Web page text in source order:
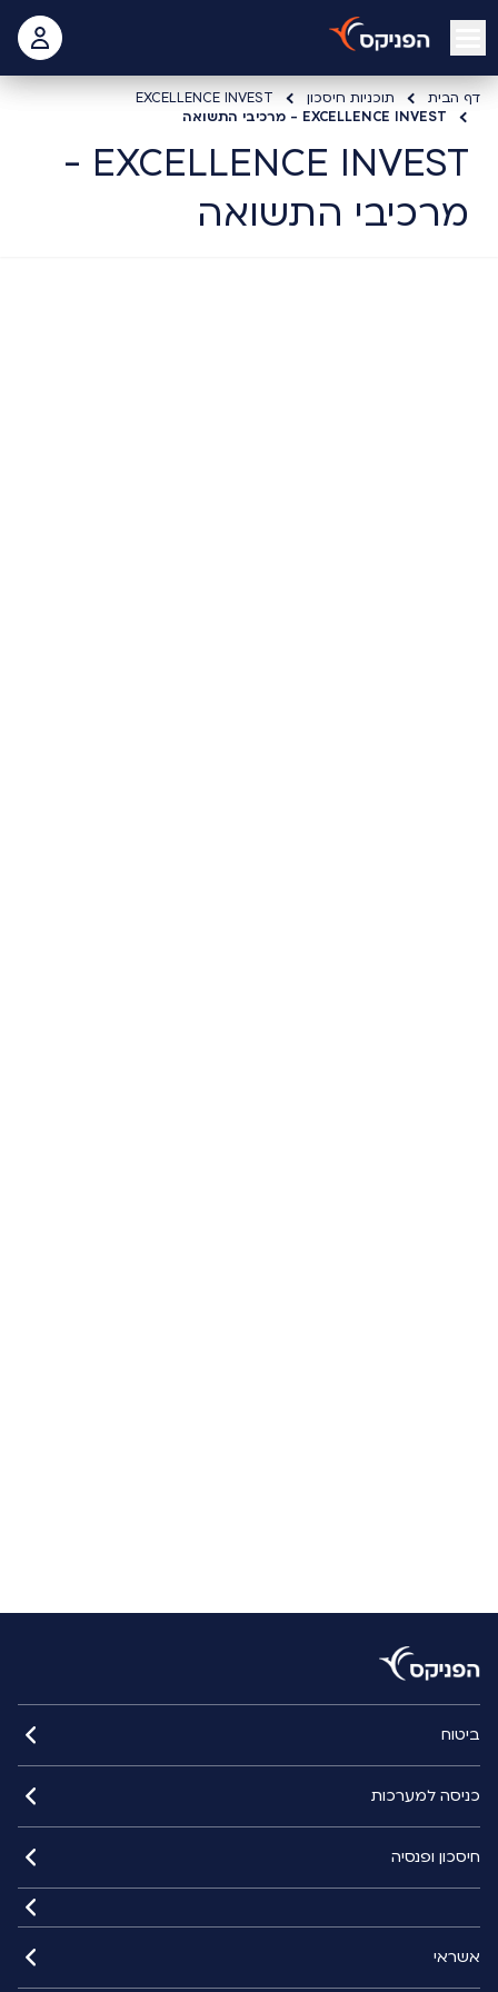
open mobile menu
דף הבית תוכניות חיסכון
EXCELLENCE INVEST
EXCELLENCE INVEST - מרכיבי התשואה
EXCELLENCE INVEST -
מרכיבי התשואה
ביטוח
כניסה למערכות
חיסכון ופנסיה
אשראי